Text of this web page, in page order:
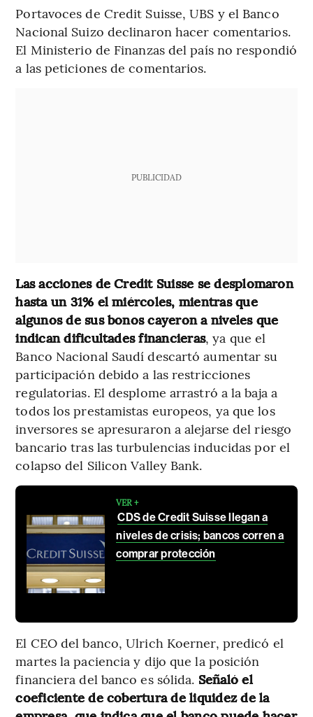
Portavoces de Credit Suisse, UBS y el Banco
Nacional Suizo declinaron hacer comentarios.
El Ministerio de Finanzas del país no respondió
a las peticiones de comentarios.
PUBLICIDAD
Las acciones de Credit Suisse se desplomaron
hasta un 31% el miércoles, mientras que
algunos de sus bonos cayeron a niveles que
indican dificultades financieras, ya que el
Banco Nacional Saudí descartó aumentar su
participación debido a las restricciones
regulatorias. El desplome arrastró a la baja a
todos los prestamistas europeos, ya que los
inversores se apresuraron a alejarse del riesgo
bancario tras las turbulencias inducidas por el
colapso del Silicon Valley Bank.
VER +
CDS de Credit Suisse llegan a
niveles de crisis; bancos corren a
comprar protección
El CEO del banco, Ulrich Koerner, predicó el
martes la paciencia y dijo que la posición
financiera del banco es sólida. Señaló el
coeficiente de cobertura de liquidez de la